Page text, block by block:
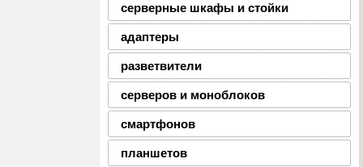
серверные шкафы и стойки
адаптеры
разветвители
серверов и моноблоков
смартфонов
планшетов